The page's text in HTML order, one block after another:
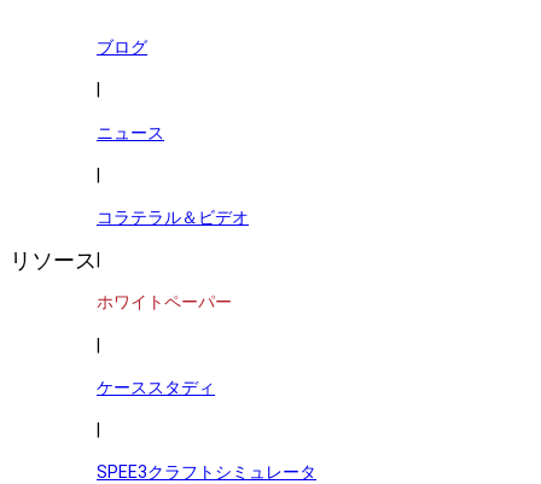
リソース
ブログ
ニュース
コラテラル＆ビデオ
ホワイトペーパー
|
ケーススタディ
SPEE3クラフトシミュレータ